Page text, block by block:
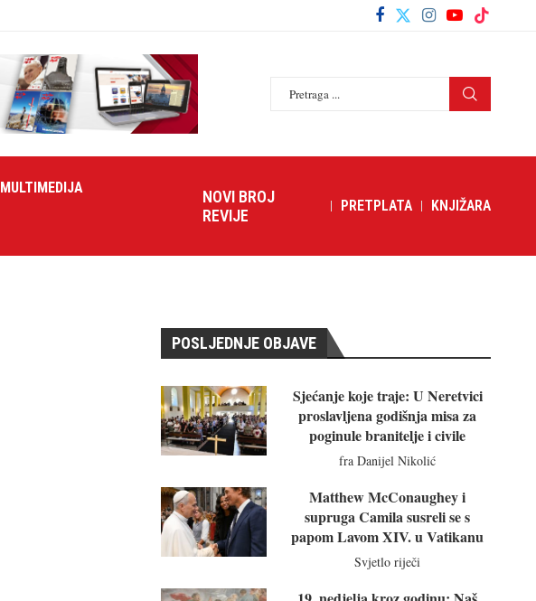
MULTIMEDIJA
NOVI BROJ
REVIJE
PRETPLATA KNJIŽARA
POSLJEDNJE OBJAVE
Sjećanje koje traje: U Neretvici
proslavljena godišnja misa za
poginule branitelje i civile
fra Danijel Nikolić
Matthew McConaughey i
supruga Camila susreli se s
papom Lavom XIV. u Vatikanu
Svjetlo riječi